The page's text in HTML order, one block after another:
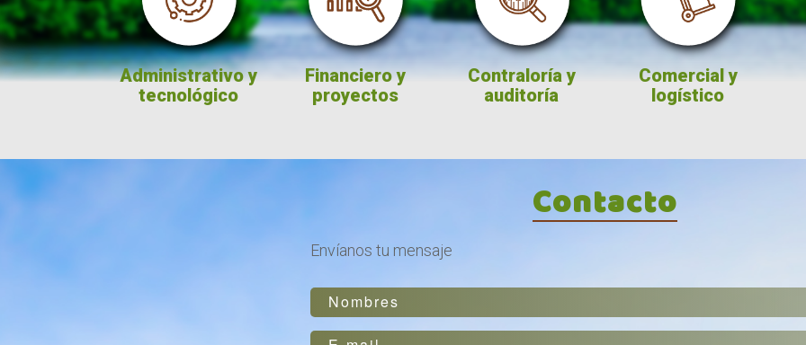
Administrativo y
tecnológico
Financiero y
proyectos
Contraloría y
Comercial y
Legal
Contacto
Envíanos tu mensaje